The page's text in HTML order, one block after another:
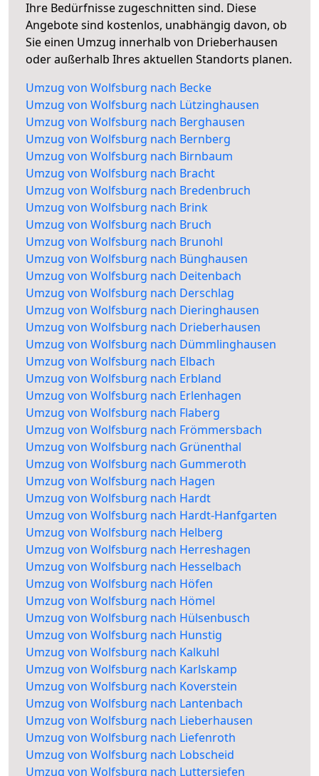
Ihre Bedürfnisse zugeschnitten sind. Diese
Angebote sind kostenlos, unabhängig davon, ob
Sie einen Umzug innerhalb von Drieberhausen
oder außerhalb Ihres aktuellen Standorts planen.
Umzug von Wolfsburg nach Becke
Umzug von Wolfsburg nach Lützinghausen
Umzug von Wolfsburg nach Berghausen
Umzug von Wolfsburg nach Bernberg
Umzug von Wolfsburg nach Birnbaum
Umzug von Wolfsburg nach Bracht
Umzug von Wolfsburg nach Bredenbruch
Umzug von Wolfsburg nach Brink
Umzug von Wolfsburg nach Bruch
Umzug von Wolfsburg nach Brunohl
Umzug von Wolfsburg nach Bünghausen
Umzug von Wolfsburg nach Deitenbach
Umzug von Wolfsburg nach Derschlag
Umzug von Wolfsburg nach Dieringhausen
Umzug von Wolfsburg nach Drieberhausen
Umzug von Wolfsburg nach Dümmlinghausen
Umzug von Wolfsburg nach Elbach
Umzug von Wolfsburg nach Erbland
Umzug von Wolfsburg nach Erlenhagen
Umzug von Wolfsburg nach Flaberg
Umzug von Wolfsburg nach Frömmersbach
Umzug von Wolfsburg nach Grünenthal
Umzug von Wolfsburg nach Gummeroth
Umzug von Wolfsburg nach Hagen
Umzug von Wolfsburg nach Hardt
Umzug von Wolfsburg nach Hardt-Hanfgarten
Umzug von Wolfsburg nach Helberg
Umzug von Wolfsburg nach Herreshagen
Umzug von Wolfsburg nach Hesselbach
Umzug von Wolfsburg nach Höfen
Umzug von Wolfsburg nach Hömel
Umzug von Wolfsburg nach Hülsenbusch
Umzug von Wolfsburg nach Hunstig
Umzug von Wolfsburg nach Kalkuhl
Umzug von Wolfsburg nach Karlskamp
Umzug von Wolfsburg nach Koverstein
Umzug von Wolfsburg nach Lantenbach
Umzug von Wolfsburg nach Lieberhausen
Umzug von Wolfsburg nach Liefenroth
Umzug von Wolfsburg nach Lobscheid
Umzug von Wolfsburg nach Luttersiefen